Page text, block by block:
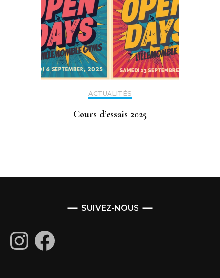
ACTUALITÉS
Cours d’essais 2025
SUIVEZ-NOUS
InstagramFacebook